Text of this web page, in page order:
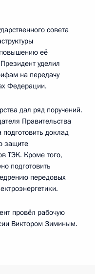
совета
её
уделил
на передачу
Федерации.
дал ряд поручений.
Правительства
доклад
защите
ТЭК. Кроме того,
подготовить
передовых
провёл рабочую
Виктором Зиминым.